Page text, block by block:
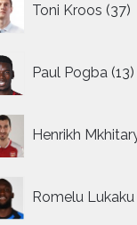
Toni Kroos 37
Paul Pogba 13
Henrikh
Romelu Lukaku